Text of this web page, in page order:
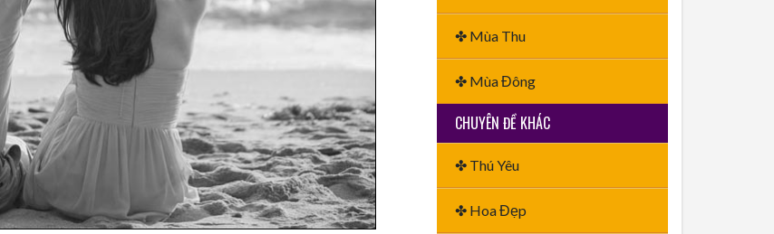
✤ Mùa Thu
✤ Mùa Đông
CHUYÊN ĐỀ KHÁC
✤ Thú Yêu
✤ Hoa Đẹp